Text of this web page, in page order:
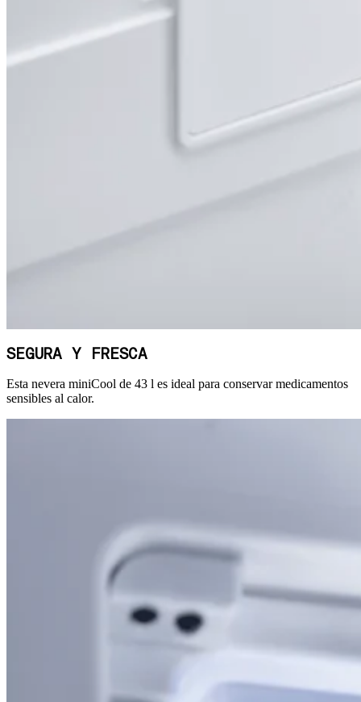
SEGURA Y FRESCA
Esta nevera miniCool de 43 l es ideal para conservar medicamentos
sensibles al calor.